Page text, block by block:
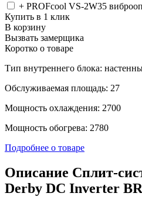
+ PROFcool VS-2W35
Купить в 1 клик
В корзину
Вызвать замерщика
Коротко о товаре
Тип внутреннего блока:
Обслуживаемая площадь: 27
Мощность охлаждения: 2700
Мощность обогрева: 2780
Подробнее о товаре
Описание Сплит-
Derby DC Inverter